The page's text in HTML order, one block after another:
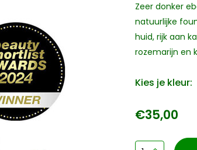
Zeer donker
natuurlijke
huid, rijk aan
rozemarijn en
Kies je kleur:
€35,00